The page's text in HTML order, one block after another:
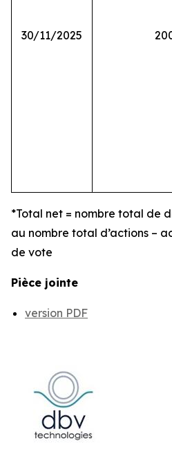
30/11/2025
*Total net = nombre total de
au nombre total d’actions –
de vote
Pièce jointe
version PDF